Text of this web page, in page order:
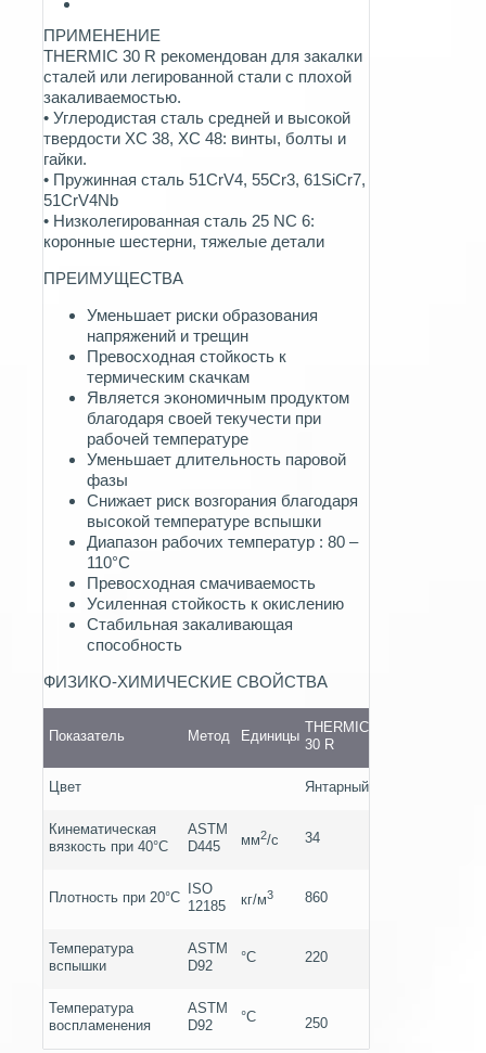
ПРИМЕНЕНИЕ
THERMIC 30 R рекомендован для закалки
сталей или легированной стали с плохой
закаливаемостью.
• Углеродистая сталь средней и высокой
твердости XC 38, XC 48: винты, болты и
гайки.
• Пружинная сталь 51CrV4, 55Cr3, 61SiCr7,
51CrV4Nb
• Низколегированная сталь 25 NC 6:
коронные шестерни, тяжелые детали
ПРЕИМУЩЕСТВА
Уменьшает риски образования
напряжений и трещин
Превосходная стойкость к
термическим скачкам
Является экономичным продуктом
благодаря своей текучести при
рабочей температуре
Уменьшает длительность паровой
фазы
Снижает риск возгорания благодаря
высокой температуре вспышки
Диапазон рабочих температур : 80 –
110°C
Превосходная смачиваемость
Усиленная стойкость к окислению
Стабильная закаливающая
способность
ФИЗИКО-ХИМИЧЕСКИЕ СВОЙСТВА
Показатель Метод Единицы
THERMIC
30 R
Цвет Янтарный
Кинематическая
вязкость при 40°C
ASTM
D445
мм2/с 34
Плотность при 20°C
ISO
12185
кг/м3 860
Температура
вспышки
ASTM
D92
°C 220
Температура
воспламенения
ASTM
D92
°C 250